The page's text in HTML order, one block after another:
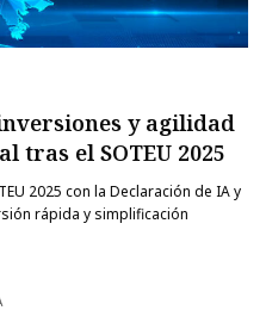
y agilidad
tras el SOTEU 2025
2025 con la Declaración de IA y
rápida y simplificación